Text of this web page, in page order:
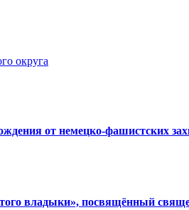
округа
от немецко-фашистских
владыки», посвящённый